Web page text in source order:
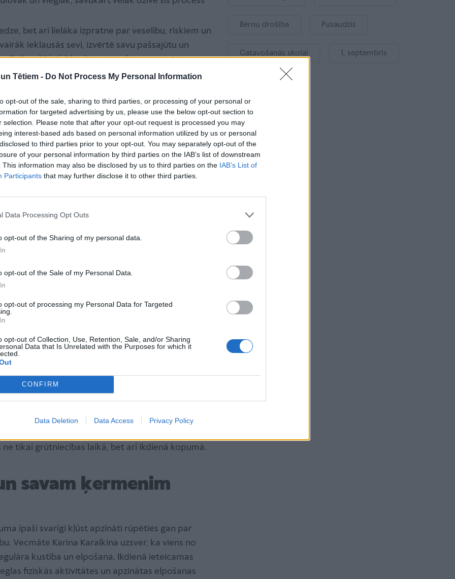
Tētiem - Do Not Process My Personal Information
opt-out of the sale, sharing to third parties, or processing of your personal or
for targeted advertising by us, please use the below opt-out section to
selection. Please note that after your opt-out request is processed you may
interest-based ads based on personal information utilized by us or personal
to third parties prior to your opt-out. You may separately opt-out of the
of your personal information by third parties on the IAB’s list of downstream
This information may also be disclosed by us to third parties on the IAB’s List of
Participants that may further disclose it to other third parties.
Data Processing Opt Outs
opt-out of the Sharing of my personal data.
opt-out of the Sale of my Personal Data.
opt-out of processing my Personal Data for Targeted
opt-out of Collection, Use, Retention, Sale, and/or Sharing
Data that Is Unrelated with the Purposes for which it
CONFIRM
Data Deletion Data Access Privacy Policy
bet arī lielāka izpratne par veselību, riskiem un
ieklausās sevī, izvērtē savu pašsajūtu un
Tajā pašā laikā bieži nepieciešams apzināti
jo satraukums un bailes šajā vecumā var
– ja jaunākā vecumā apkārtējie biežāk mēdz
izvēles, tad pēc 35 gadiem sievietes bieži
uzticēties saviem lēmumiem.
un kā tos
grūtniecība biežāk tiek uzskatīta par
dabiski samazinās olšūnu kvalitāte un
veselības izaicinājumiem. Biežākie riski šajā
vielmaiņas izmaiņām, hronisku stresu un
pēc 35 gadu vecuma statistiski nedaudz
un hromosomu anomālijām. Tomēr
aprūpe un regulāras pārbaudes būtiski
tas jau ir signāls, ka organisms ir gatavs šim
uz bailēm, bet gan uz to, kā savu ķermeni
dažādi medicīniskie un veselības atbalsta
un pārdomāta pieeja,” skaidro Karīna
nozīmi ilgtermiņā, jo sievietes reproduktīvā
Tāpēc rūpes par sevi, kvalitatīvs uzturs, kustības
tikai grūtniecības laikā, bet arī ikdienā kopumā.
savam ķermenim
īpaši svarīgi kļūst apzināti rūpēties gan par
Vecmāte Karīna Karalkina uzsver, ka viens no
kustība un elpošana. Ikdienā ieteicamas
fiziskās aktivitātes un apzinātas elpošanas
Bērnu drošība Pusaudzis
Gatavošanās skolai 1. septembris